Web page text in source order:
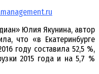
Юлия Якунина, автор
что «в Екатеринбурге
году составила 52,5 %,
2015 года и на 5,7 %